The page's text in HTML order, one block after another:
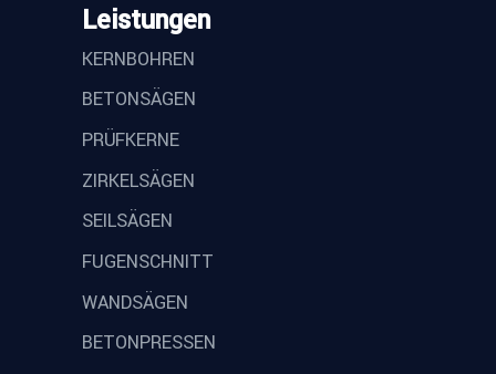
Leistungen
KERNBOHREN
BETONSÄGEN
PRÜFKERNE
ZIRKELSÄGEN
SEILSÄGEN
FUGENSCHNITT
WANDSÄGEN
BETONPRESSEN